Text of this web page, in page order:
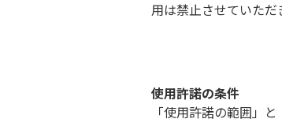
用は禁止させていただ
使用許諾の条件
「使用許諾の範囲」